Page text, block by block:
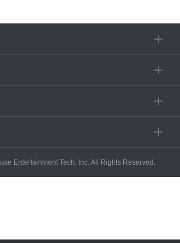
Entertainment Tech. Inc. All Rights Reserved.